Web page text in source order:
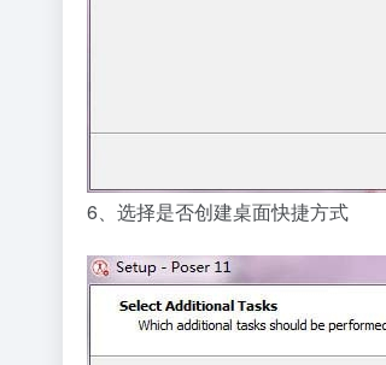
6、选择是否创建桌面快捷方式